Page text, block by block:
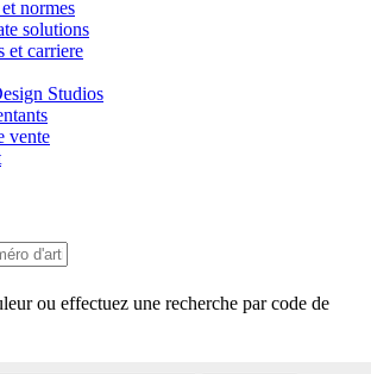
normes
solutions
et carriere
Studios
vente
ou effectuez une recherche par code de